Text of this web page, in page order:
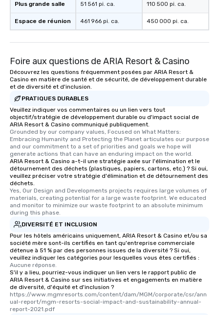
Plus grande salle
Espace de réunion
51 561 pi. ca.
461 966 pi. ca.
110 500 pi. ca.
450 000 pi. ca.
Foire aux questions de ARIA Resort & Casino
Découvrez les questions fréquemment posées par ARIA Resort &
Casino en matière de santé et de sécurité, de développement durable
et de diversité et d'inclusion.
PRATIQUES DURABLES
Veuillez indiquer vos commentaires ou un lien vers tout
objectif/stratégie de développement durable ou d'impact social de
ARIA Resort & Casino communiqué publiquement.
Grounded by our company values, Focused on What Matters:
Embracing Humanity and Protecting the Planet articulates our purpose
and our commitment to a set of priorities and goals we hope will
generate actions that can have an enduring impact on the world.
ARIA Resort & Casino a-t-il une stratégie axée sur l'élimination et le
détournement des déchets (plastiques, papiers, cartons, etc.) ? Si oui,
veuillez préciser votre stratégie d'élimination et de détournement des
déchets.
Yes, Our Design and Developments projects requires large volumes of
materials, creating potential for a large waste footprint. We educated
and monitor to minimize our waste footprint to an absolute minimum
during this phase.
DIVERSITÉ ET INCLUSION
Pour les hôtels américains uniquement, ARIA Resort & Casino et/ou sa
société mère sont-ils certifiés en tant qu'entreprise commerciale
détenue à 51 % par des personnes issues de la diversité ? Si oui,
veuillez indiquer les catégories pour lesquelles vous êtes certifiés :
Aucune réponse.
S'il y a lieu, pourriez-vous indiquer un lien vers le rapport public de
ARIA Resort & Casino sur ses initiatives et engagements en matière
de diversité, d'équité et d'inclusion ?
https://www.mgmresorts.com/content/dam/MGM/corporate/csr/ann
ual-report/mgm-resorts-social-impact-and-sustainability-annual-
report-2021.pdf